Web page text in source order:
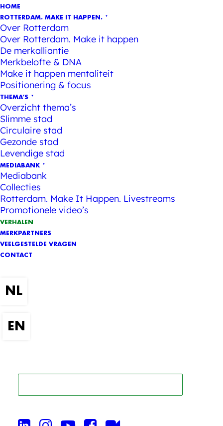
HOME
ROTTERDAM. MAKE IT HAPPEN.
Over Rotterdam
Over Rotterdam. Make it happen
De merkalliantie
Merkbelofte & DNA
Make it happen mentaliteit
Positionering & focus
THEMA’S
Overzicht thema’s
Slimme stad
Circulaire stad
Gezonde stad
Levendige stad
MEDIABANK
Mediabank
Collecties
Rotterdam. Make It Happen. Livestreams
Promotionele video’s
VERHALEN
MERKPARTNERS
VEELGESTELDE VRAGEN
CONTACT